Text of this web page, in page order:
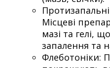
Місцеві
мазі та гелі,
запалення та
Флеботоніки: